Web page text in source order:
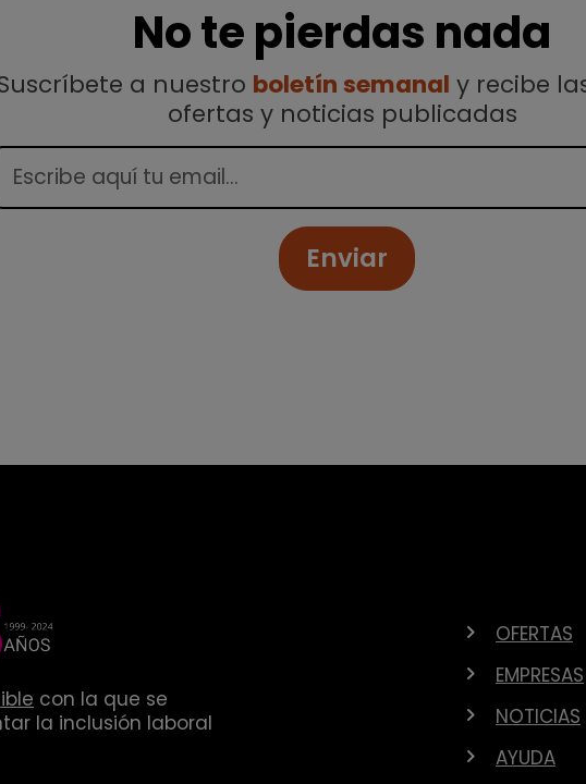
No te pierdas nada
a nuestro boletín semanal y recibe
ofertas y noticias publicadas
Enviar
con la que se
la inclusión laboral
OFERTAS
EMPRESAS
NOTICIAS
AYUDA